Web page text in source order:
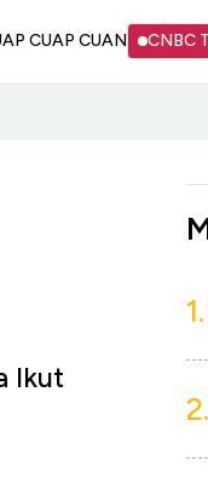
CUAP CUAN CNBC
Ikut
1.
2.